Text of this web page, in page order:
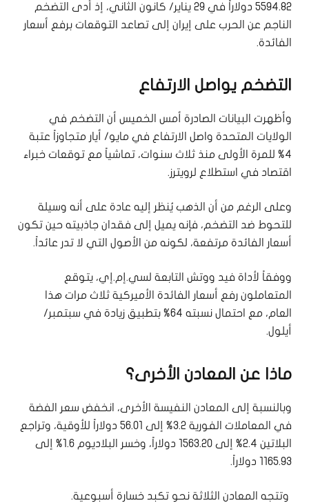
5594.82 دولاراً في 29 يناير/ كانون الثاني، إذ أدى التضخم
الناجم عن الحرب على إيران إلى تصاعد ​التوقعات برفع أسعار
الفائدة.
التضخم يواصل الارتفاع
وأظهرت البيانات الصادرة أمس الخميس أن التضخم في
الولايات المتحدة واصل الارتفاع في مايو/ أيار ⁠متجاوزاً عتبة
4% للمرة الأولى منذ ثلاث سنوات، تماشياً مع توقعات خبراء
اقتصاد في استطلاع لرويترز.
وعلى الرغم من أن الذهب يُنظر إليه عادة على أنه وسيلة ​
للتحوط ضد التضخم، فإنه يميل إلى فقدان جاذبيته حين تكون
أسعار الفائدة مرتفعة، ل⁠كونه من الأصول التي لا ​تدر عائداً.
ووفقاً لأداة فيد ووتش التابعة لسي.إم.إي، يتوقع
⁠المتعاملون رفع أسعار الفائدة الأميركية ثلاث مرات هذا
العام، مع احتمال نسبته 64% بتطبيق زيادة ‌في سبتمبر/
أيلول.
ماذا عن المعادن الأخرى؟
وبالنسبة إلى المعادن النفيسة الأخرى، انخفض سعر الفضة
في المعاملات الفورية 3.2% ​إلى 56.01 دولاراً للأوقية، وتراجع
البلاتين 2.4% إلى 1563.20 دولاراً، ‌وخسر البلاديوم 1.6% إلى
1165.93 دولاراً.
وتتجه المعادن الثلاثة نحو تكبد خسارة أسبوعية.